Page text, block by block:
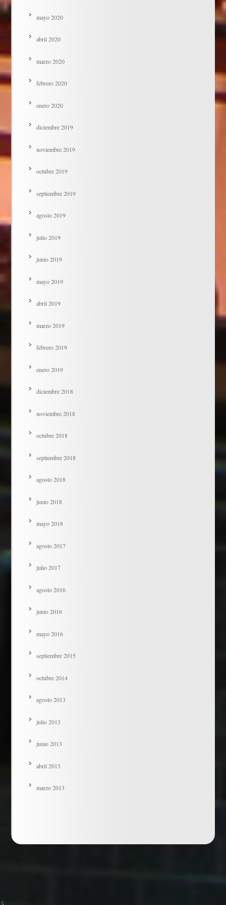
mayo 2020
abril 2020
marzo 2020
febrero 2020
enero 2020
diciembre 2019
noviembre 2019
octubre 2019
septiembre 2019
agosto 2019
julio 2019
junio 2019
mayo 2019
abril 2019
marzo 2019
febrero 2019
enero 2019
diciembre 2018
noviembre 2018
octubre 2018
septiembre 2018
agosto 2018
junio 2018
mayo 2018
agosto 2017
julio 2017
agosto 2016
junio 2016
mayo 2016
septiembre 2015
octubre 2014
agosto 2013
julio 2013
junio 2013
abril 2013
marzo 2013
s